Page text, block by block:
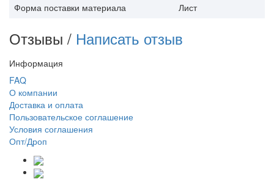
Форма поставки материала
Лист
Отзывы / Написать отзыв
Информация
FAQ
О компании
Доставка и оплата
Пользовательское соглашение
Условия соглашения
Опт/Дроп